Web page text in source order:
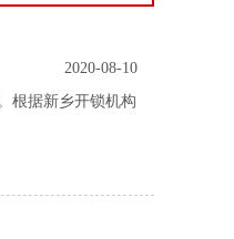
2020-08-10
根据新乡开锁机构